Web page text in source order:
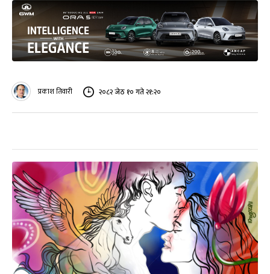
प्रकाश तिवारी २०८२ जेठ १० गते २१:२०